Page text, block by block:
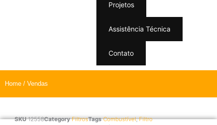
Projetos
Assistência Técnica
Contato
Home / Vendas
SKU12558Category FiltrosTags Combustível,Filtro